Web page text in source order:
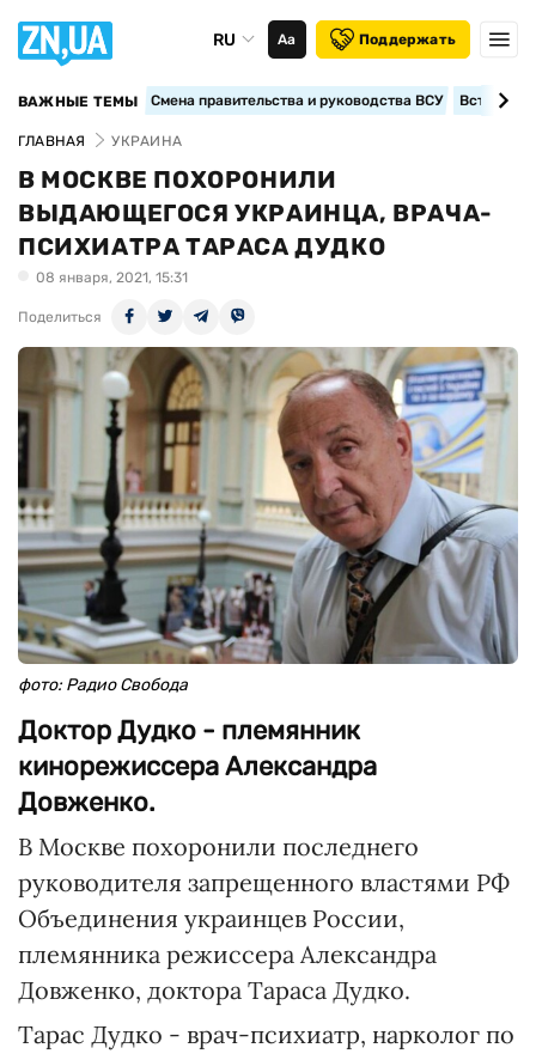
RU Аа Поддержать
ВАЖНЫЕ ТЕМЫ Смена правительства и руководства ВСУ
ГЛАВНАЯ УКРАИНА
В МОСКВЕ ПОХОРОНИЛИ
ВЫДАЮЩЕГОСЯ УКРАИНЦА, ВРАЧА-
ПСИХИАТРА ТАРАСА ДУДКО
08 января, 2021, 15:31
Поделиться
фото: Радио Свобода
Доктор Дудко - племянник
кинорежиссера Александра
Довженко.
В Москве похоронили последнего
руководителя запрещенного властями РФ
Объединения украинцев России,
племянника режиссера Александра
Довженко, доктора Тараса Дудко.
Тарас Дудко - врач-психиатр, нарколог по